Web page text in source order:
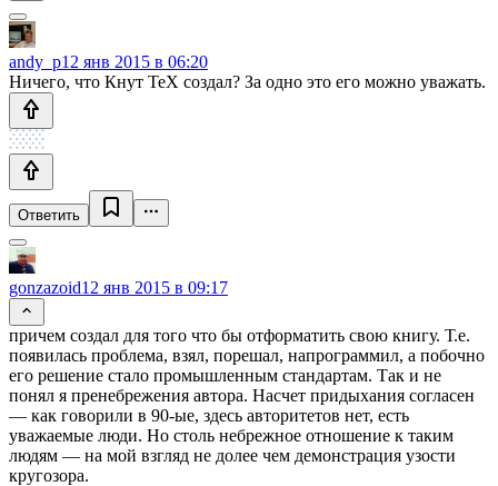
andy_p12 янв 2015 в 06:20
Ничего, что Кнут TeX создал? За одно это его можно уважать.
Ответить
gonzazoid12 янв 2015 в 09:17
причем создал для того что бы отформатить свою книгу. Т.е.
появилась проблема, взял, порешал, напрограммил, а побочно
его решение стало промышленным стандартам. Так и не
понял я пренебрежения автора. Насчет придыхания согласен
— как говорили в 90-ые, здесь авторитетов нет, есть
уважаемые люди. Но столь небрежное отношение к таким
людям — на мой взгляд не долее чем демонстрация узости
кругозора.